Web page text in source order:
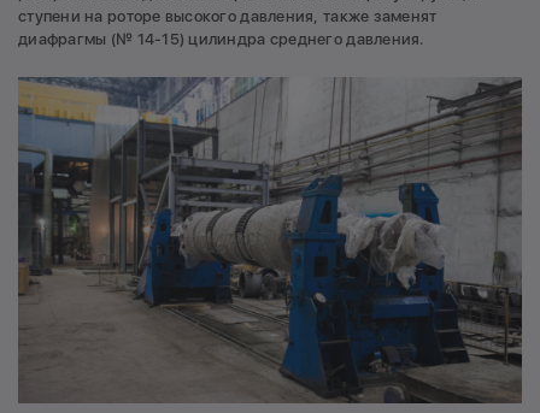
ступени на роторе высокого давления, также заменят
диафрагмы (№ 14-15) цилиндра среднего давления.